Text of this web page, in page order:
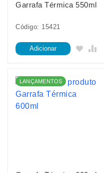
Garrafa Térmica 550ml
Código: 15421
Adicionar
LANÇAMENTOS